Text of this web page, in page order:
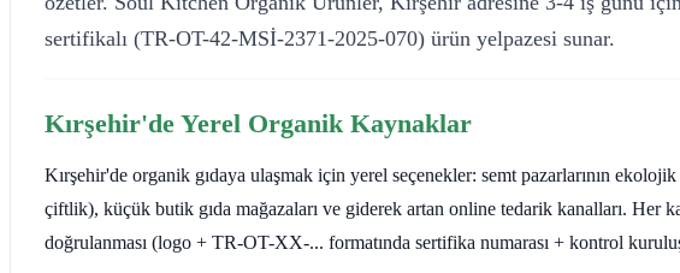
sertifikalı (TR-OT-42-MSİ-2371-2025-070) ürün yelpazesi sunar.
Kırşehir'de Yerel Organik Kaynaklar
Kırşehir'de organik gıdaya ulaşmak için yerel seçenekler: semt pazarlarının
çiftlik), küçük butik gıda mağazaları ve giderek artan online tedarik kanalları. Her
doğrulanması (logo + TR-OT-XX-... formatında sertifika numarası + kontrol